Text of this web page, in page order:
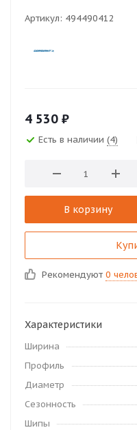
Артикул: 494490412
4 530 ₽
Есть в наличии (4)
В корзину
Рекомендуют 0
Характеристики
Ширина
Профиль
Диаметр
Сезонность
Шипы